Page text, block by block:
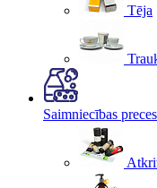
Tēja
Saimniecības preces